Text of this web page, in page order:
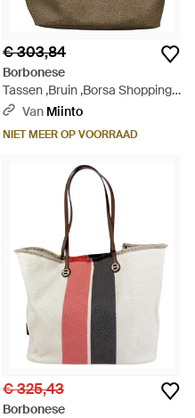
€ 303,84
Borbonese
Tassen ,Bruin ,Borsa Shopping
Large - Bruin
Van Miinto
NIET MEER OP VOORRAAD
€ 325,43
Borbonese